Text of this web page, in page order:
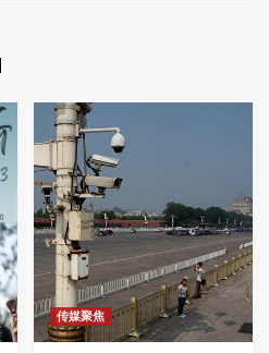
传媒聚焦